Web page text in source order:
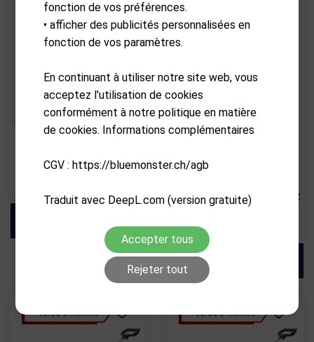
GolfQuant Porte-parapluies
Go Plus 3.0 bronze "Trolley"
CHF 2,275.00
CHF
- 10.00%Remise - 10.00%Remise
fonction de vos préférences.
• afficher des publicités personnalisées en
fonction de vos paramètres.
En continuant à utiliser notre site web, vous
acceptez l'utilisation de cookies
conformément à notre politique en matière
de cookies. Informations complémentaires
CGV : https://bluemonster.ch/agb
Traduit avec DeepL.com (version gratuite)
Accepter tous
Rejeter tout